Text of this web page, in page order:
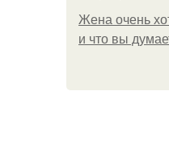
Жена очень
и что вы